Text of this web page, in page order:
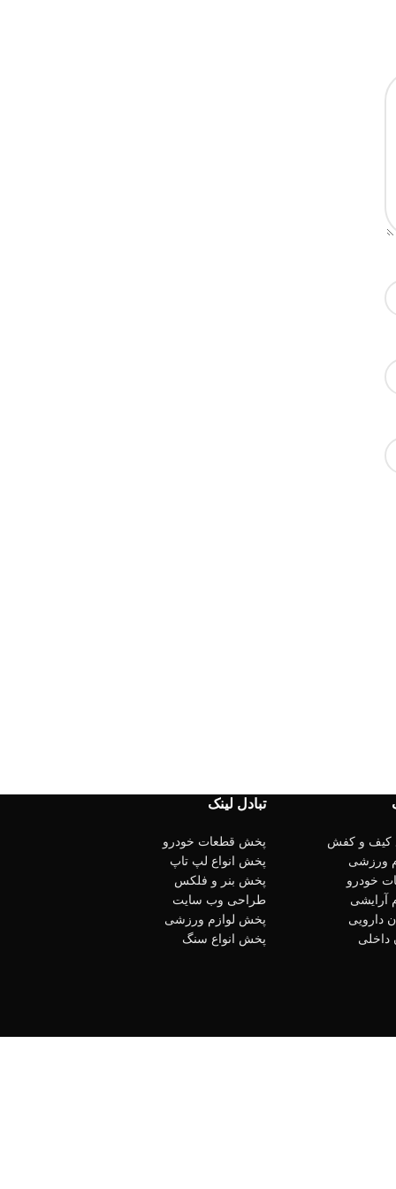
کیف و کفش
ورزشی
خودرو
آرایشی
دارویی
داخلی
تبادل لینک
پخش قطعات خودرو
پخش انواع لپ تاپ
پخش بنر و فلکس
طراحی وب سایت
پخش لوازم ورزشی
پخش انواع سنگ